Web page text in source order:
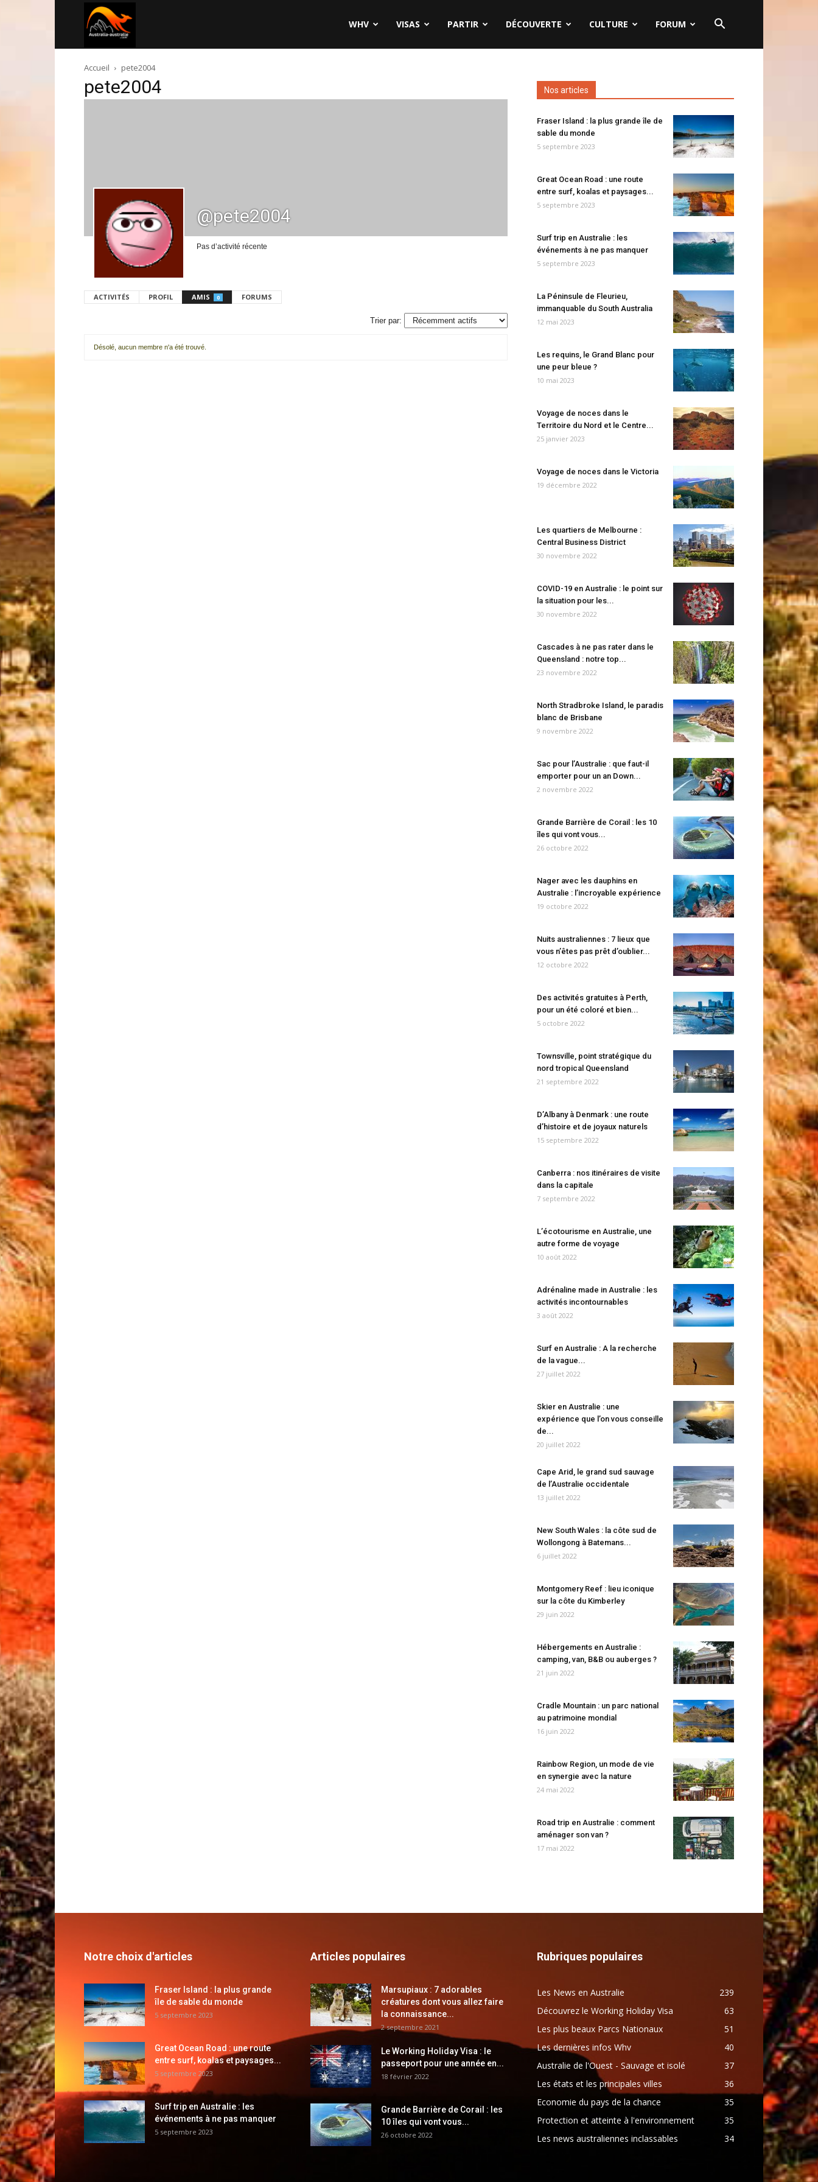
australie.com
WHV VISAS PARTIR DÉCOUVERTE CULTURE FORUM
Accueil pete2004
pete2004
@pete2004
Pas d’activité récente
ACTIVITÉS PROFIL AMIS 0 FORUMS
Trier par:
Désolé, aucun membre n'a été trouvé.
Nos articles
Fraser Island : la plus grande île de
sable du monde
5 septembre 2023
Great Ocean Road : une route
entre surf, koalas et paysages...
5 septembre 2023
Surf trip en Australie : les
événements à ne pas manquer
5 septembre 2023
La Péninsule de Fleurieu,
immanquable du South Australia
12 mai 2023
Les requins, le Grand Blanc pour
une peur bleue ?
10 mai 2023
Voyage de noces dans le
Territoire du Nord et le Centre...
25 janvier 2023
Voyage de noces dans le Victoria
19 décembre 2022
Les quartiers de Melbourne :
Central Business District
30 novembre 2022
COVID-19 en Australie : le point sur
la situation pour les...
30 novembre 2022
Cascades à ne pas rater dans le
Queensland : notre top...
23 novembre 2022
North Stradbroke Island, le paradis
blanc de Brisbane
9 novembre 2022
Sac pour l’Australie : que faut-il
emporter pour un an Down...
2 novembre 2022
Grande Barrière de Corail : les 10
îles qui vont vous...
26 octobre 2022
Nager avec les dauphins en
Australie : l’incroyable expérience
19 octobre 2022
Nuits australiennes : 7 lieux que
vous n’êtes pas prêt d’oublier...
12 octobre 2022
Des activités gratuites à Perth,
pour un été coloré et bien...
5 octobre 2022
Townsville, point stratégique du
nord tropical Queensland
21 septembre 2022
D’Albany à Denmark : une route
d’histoire et de joyaux naturels
15 septembre 2022
Canberra : nos itinéraires de visite
dans la capitale
7 septembre 2022
L’écotourisme en Australie, une
autre forme de voyage
10 août 2022
Adrénaline made in Australie : les
activités incontournables
3 août 2022
Surf en Australie : A la recherche
de la vague...
27 juillet 2022
Skier en Australie : une
expérience que l’on vous conseille
de...
20 juillet 2022
Cape Arid, le grand sud sauvage
de l’Australie occidentale
13 juillet 2022
New South Wales : la côte sud de
Wollongong à Batemans...
6 juillet 2022
Montgomery Reef : lieu iconique
sur la côte du Kimberley
29 juin 2022
Hébergements en Australie :
camping, van, B&B ou auberges ?
21 juin 2022
Cradle Mountain : un parc national
au patrimoine mondial
16 juin 2022
Rainbow Region, un mode de vie
en synergie avec la nature
24 mai 2022
Road trip en Australie : comment
aménager son van ?
17 mai 2022
Notre choix d'articles
Fraser Island : la plus grande
île de sable du monde
5 septembre 2023
Great Ocean Road : une route
entre surf, koalas et paysages...
5 septembre 2023
Surf trip en Australie : les
événements à ne pas manquer
5 septembre 2023
Articles populaires
Marsupiaux : 7 adorables
créatures dont vous allez faire
la connaissance...
2 septembre 2021
Le Working Holiday Visa : le
passeport pour une année en...
18 février 2022
Grande Barrière de Corail : les
10 îles qui vont vous...
26 octobre 2022
Rubriques populaires
Les News en Australie
239
Découvrez le Working Holiday Visa
63
Les plus beaux Parcs Nationaux
51
Les dernières infos Whv
40
Australie de l'Ouest - Sauvage et isolé
37
Les états et les principales villes
36
Economie du pays de la chance
35
Protection et atteinte à l'environnement
35
Les news australiennes inclassables
34